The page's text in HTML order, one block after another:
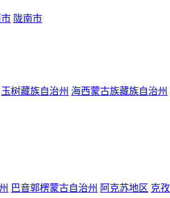
陇南市
玉树藏族自治州 海西蒙古族藏族自治州
巴音郭楞蒙古自治州 阿克苏地区 克